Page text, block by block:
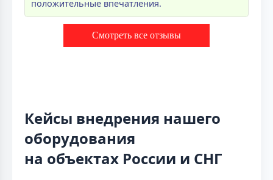
положительные впечатления.
Смотреть все отзывы
Кейсы внедрения нашего
оборудования
на объектах России и СНГ